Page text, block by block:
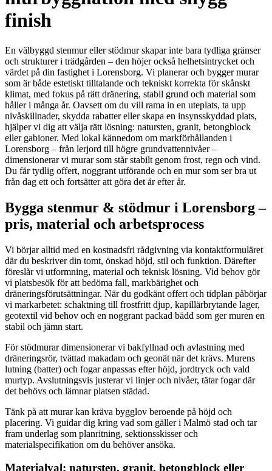
finish
En välbyggd stenmur eller stödmur skapar inte bara tydliga gränser
och strukturer i trädgården – den höjer också helhetsintrycket och
värdet på din fastighet i Lorensborg. Vi planerar och bygger murar
som är både estetiskt tilltalande och tekniskt korrekta för skånskt
klimat, med fokus på rätt dränering, stabil grund och material som
håller i många år. Oavsett om du vill rama in en uteplats, ta upp
nivåskillnader, skydda rabatter eller skapa en insynsskyddad plats,
hjälper vi dig att välja rätt lösning: natursten, granit, betongblock
eller gabioner. Med lokal kännedom om markförhållanden i
Lorensborg – från lerjord till högre grundvattennivåer –
dimensionerar vi murar som står stabilt genom frost, regn och vind.
Du får tydlig offert, noggrant utförande och en mur som ser bra ut
från dag ett och fortsätter att göra det år efter år.
Bygga stenmur & stödmur i Lorensborg –
pris, material och arbetsprocess
Vi börjar alltid med en kostnadsfri rådgivning via kontaktformuläret
där du beskriver din tomt, önskad höjd, stil och funktion. Därefter
föreslår vi utformning, material och teknisk lösning. Vid behov gör
vi platsbesök för att bedöma fall, markbärighet och
dräneringsförutsättningar. När du godkänt offert och tidplan påbörjar
vi markarbetet: schaktning till frostfritt djup, kapillärbrytande lager,
geotextil vid behov och en noggrant packad bädd som ger muren en
stabil och jämn start.
För stödmurar dimensionerar vi bakfyllnad och avlastning med
dräneringsrör, tvättad makadam och geonät när det krävs. Murens
lutning (batter) och fogar anpassas efter höjd, jordtryck och vald
murtyp. Avslutningsvis justerar vi linjer och nivåer, tätar fogar där
det behövs och lämnar platsen städad.
Tänk på att murar kan kräva bygglov beroende på höjd och
placering. Vi guidar dig kring vad som gäller i Malmö stad och tar
fram underlag som planritning, sektionsskisser och
materialspecifikation om du behöver ansöka.
Materialval: natursten, granit, betongblock eller